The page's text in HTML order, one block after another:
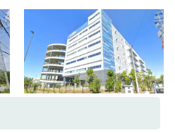
)滑走路整備工事
内請負工事
護岸工事
負工事
解体に伴う土木一式工事
ル引き工事に伴う土木工